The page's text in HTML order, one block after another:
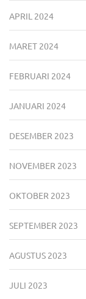
APRIL 2024
MARET 2024
FEBRUARI 2024
JANUARI 2024
DESEMBER 2023
NOVEMBER 2023
OKTOBER 2023
SEPTEMBER 2023
AGUSTUS 2023
JULI 2023